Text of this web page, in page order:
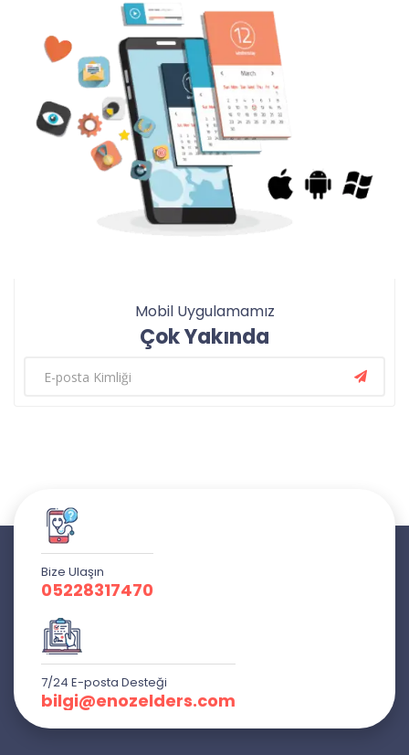
Mobil Uygulamamız
Çok Yakında
Bize Ulaşın
05228317470
7/24 E-posta Desteği
bilgi@enozelders.com